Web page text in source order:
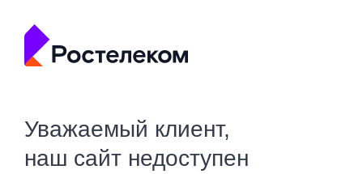
Уважаемый клиент,
наш сайт недоступен